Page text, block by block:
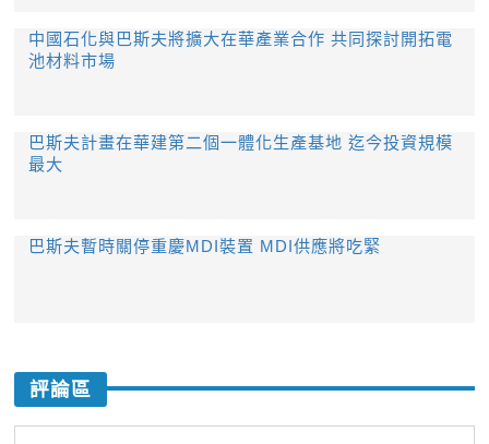
中國石化與巴斯夫將擴大在華產業合作 共同探討開拓電
池材料市場
巴斯夫計畫在華建第二個一體化生產基地 迄今投資規模
最大
巴斯夫暫時關停重慶MDI裝置 MDI供應將吃緊
評論區